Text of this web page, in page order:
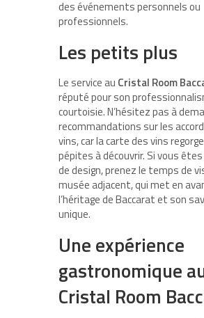
des événements personnels ou
professionnels.
Les petits plus
Le service au Cristal Room
réputé pour son
courtoisie. N’hésitez pas à
recommandations sur les
vins, car la carte des vins
pépites à découvrir. Si vous
de design, prenez le temps de
musée adjacent, qui met en
l’héritage de Baccarat et son
unique.
Une expérience
gastronomique
Cristal Room